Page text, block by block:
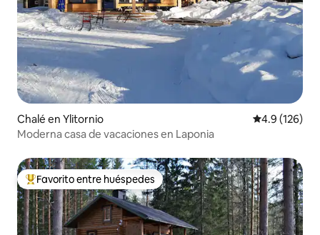
Chalé en Ylitornio Calificación
4.9 (126)
Moderna casa de vacaciones en Laponia
Favorito entre huéspedes preferido
Favorito entre huéspedes